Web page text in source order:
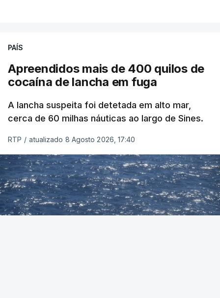
PAÍS
Apreendidos mais de 400 quilos de
cocaína de lancha em fuga
A lancha suspeita foi detetada em alto mar,
cerca de 60 milhas náuticas ao largo de Sines.
RTP / atualizado 8 Agosto 2026, 17:40